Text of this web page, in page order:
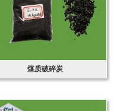
煤质破碎炭